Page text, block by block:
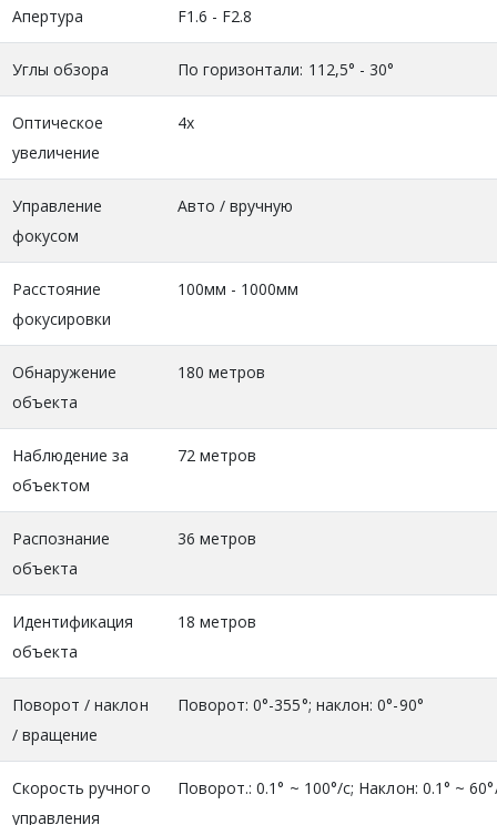
Апертура F1.6 - F2.8
Углы обзора По горизонтали: 112,5° - 30°
Оптическое
увеличение
4х
Управление
фокусом
Авто / вручную
Расстояние
фокусировки
100мм - 1000мм
Обнаружение
объекта
180 метров
Наблюдение за
объектом
72 метров
Распознание
объекта
36 метров
Идентификация
объекта
18 метров
Поворот / наклон
/ вращение
Поворот: 0°-355°; наклон: 0°-90°
Скорость ручного
управления
Поворот.: 0.1° ~ 100°/с; Наклон: 0.1° ~